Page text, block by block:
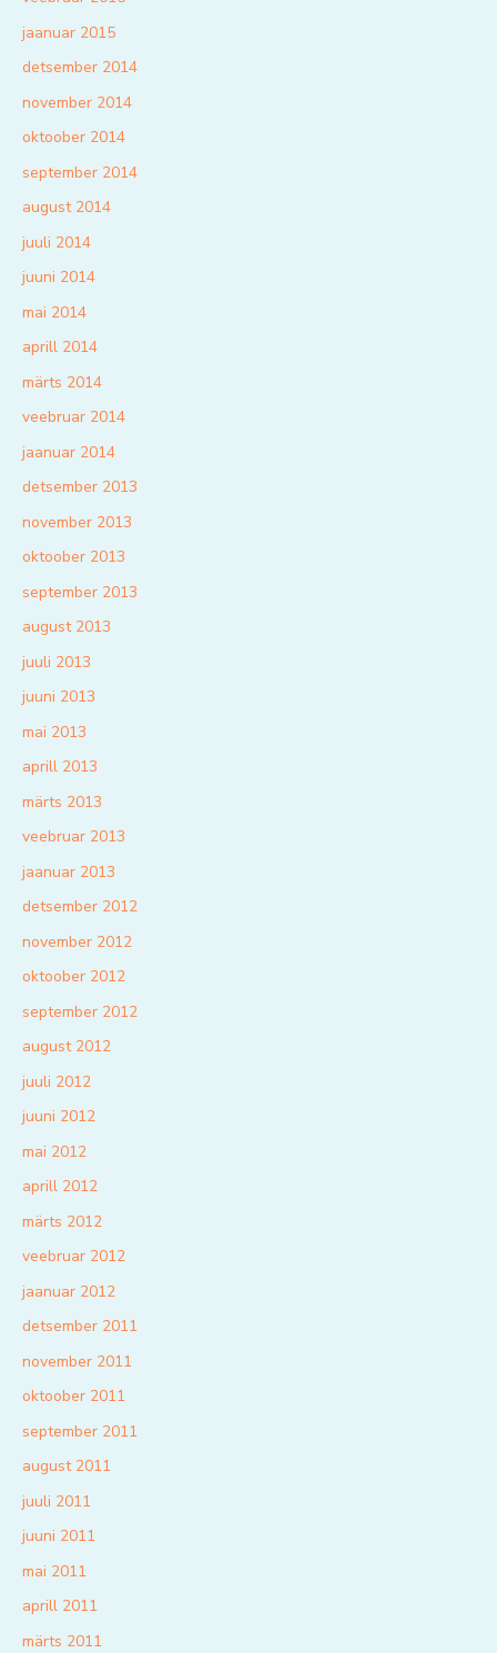
jaanuar 2015
detsember 2014
november 2014
oktoober 2014
september 2014
august 2014
juuli 2014
juuni 2014
mai 2014
aprill 2014
märts 2014
veebruar 2014
jaanuar 2014
detsember 2013
november 2013
oktoober 2013
september 2013
august 2013
juuli 2013
juuni 2013
mai 2013
aprill 2013
märts 2013
veebruar 2013
jaanuar 2013
detsember 2012
november 2012
oktoober 2012
september 2012
august 2012
juuli 2012
juuni 2012
mai 2012
aprill 2012
märts 2012
veebruar 2012
jaanuar 2012
detsember 2011
november 2011
oktoober 2011
september 2011
august 2011
juuli 2011
juuni 2011
mai 2011
aprill 2011
märts 2011